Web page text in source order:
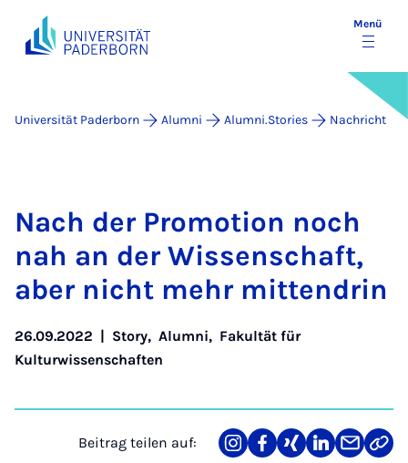
Menü
Universität Paderborn Alumni Alumni.Stories Nachricht
Nach der Pro­­mo­ti­on noch
nah an der Wis­­sen­­schaft,
aber nicht mehr mit­­ten­drin
26.09.2022 | Story, Alumni, Fakultät für
Kulturwissenschaften
Beitrag teilen auf:
TeilenTeilenTeilenTeilenTeilenLink